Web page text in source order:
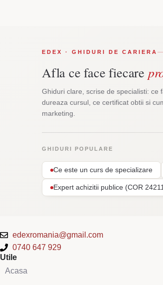
EDEX · GHIDURI DE CARIERA
Afla ce face fiecare
Ghiduri clare, scrise de specialisti: ce
dureaza cursul, ce certificat obtii si
marketing.
GHIDURI POPULARE
Ce este un curs de specializare
Expert achizitii publice (COR
edexromania@gmail.com
0740 647 929
Utile
Acasa